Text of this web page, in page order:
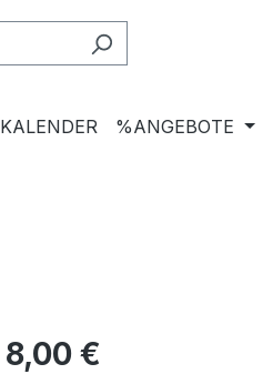
KALENDER %ANGEBOTE
Regulärer Preis:
8,00 €